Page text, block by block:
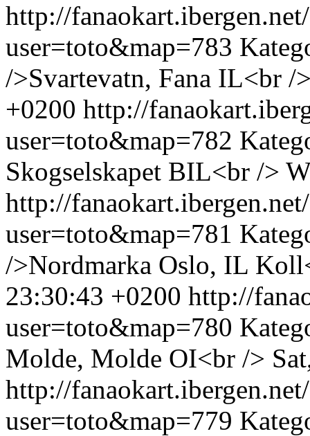
http://
user=toto&map=783
/>Svartevatn, Fana IL<br /
+0200 http://
user=toto&map=782
Skogselskapet BIL<br />
http://
user=toto&map=781
/>Nordmarka Oslo, IL
23:30:43 +0200 http://
user=toto&map=780
Molde, Molde OI<br />
http://
user=toto&map=779